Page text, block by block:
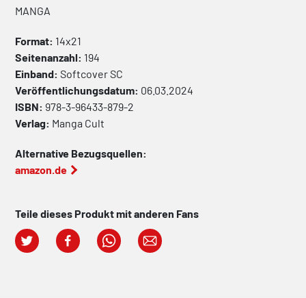
MANGA
Format: 14x21
Seitenanzahl: 194
Einband: SoftcoverSC
Veröffentlichungsdatum: 06.03.2024
ISBN: 978-3-96433-879-2
Verlag: Manga Cult
Alternative Bezugsquellen:
amazon.de
Teile dieses Produkt mit anderen Fans